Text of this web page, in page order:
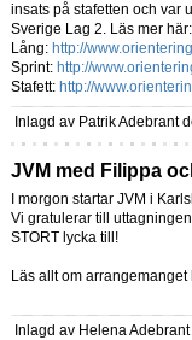
insats på stafetten och var
Sverige Lag 2. Läs mer här:
Lång: http://
Sprint: http://
Stafett: http://
Inlagd av Patrik Adebrant
JVM med Filippa
I morgon startar JVM i
Vi gratulerar till
STORT lycka till!
Läs allt om arrangemanget
Inlagd av Helena